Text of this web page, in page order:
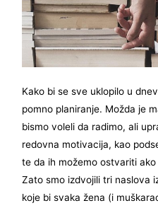
Kako bi se sve uklopilo u
pomno planiranje. Možda je
bismo voleli da radimo, ali
redovna motivacija, kao
te da ih možemo ostvariti
Zato smo izdvojili tri naslova
koje bi svaka žena (i